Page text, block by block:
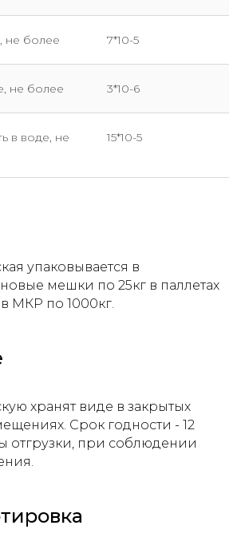
не более 7*10-5
не более 3*10-6
в воде, не
15*10-5
упаковывается в
мешки по 25кг в паллетах
МКР по 1000кг.
хранят виде в закрытых
Срок годности - 12
отгрузки, при соблюдении
заявку